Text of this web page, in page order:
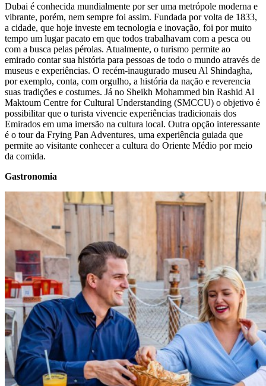
Dubai é conhecida mundialmente por ser uma metrópole moderna e
vibrante, porém, nem sempre foi assim. Fundada por volta de 1833,
a cidade, que hoje investe em tecnologia e inovação, foi por muito
tempo um lugar pacato em que todos trabalhavam com a pesca ou
com a busca pelas pérolas. Atualmente, o turismo permite ao
emirado contar sua história para pessoas de todo o mundo através de
museus e experiências. O recém-inaugurado museu Al Shindagha,
por exemplo, conta, com orgulho, a história da nação e reverencia
suas tradições e costumes. Já no Sheikh Mohammed bin Rashid Al
Maktoum Centre for Cultural Understanding (SMCCU) o objetivo é
possibilitar que o turista vivencie experiências tradicionais dos
Emirados em uma imersão na cultura local. Outra opção interessante
é o tour da Frying Pan Adventures, uma experiência guiada que
permite ao visitante conhecer a cultura do Oriente Médio por meio
da comida.
Gastronomia